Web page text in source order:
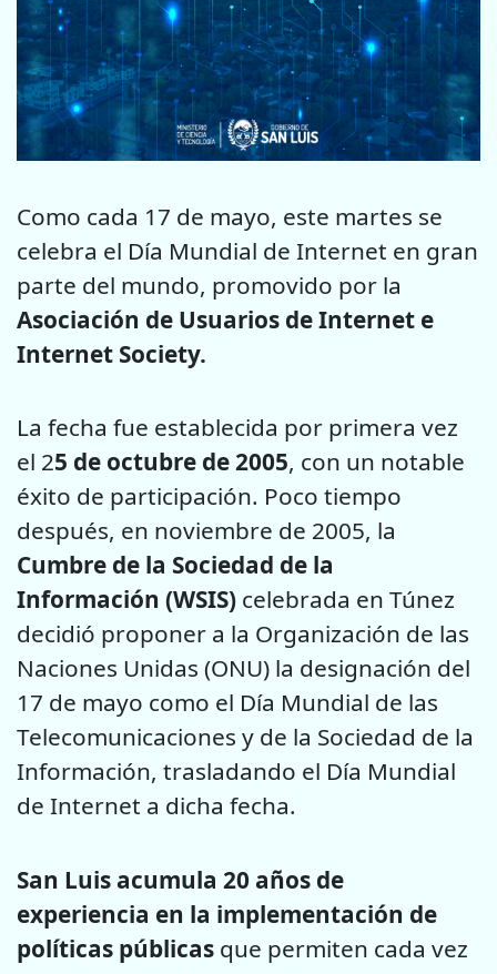
Como cada 17 de mayo, este martes se
celebra el Día Mundial de Internet en gran
parte del mundo, promovido por la
Asociación de Usuarios de Internet e
Internet Society.
La fecha fue establecida por primera vez
el 25 de octubre de 2005, con un notable
éxito de participación. Poco tiempo
después, en noviembre de 2005, la
Cumbre de la Sociedad de la
Información (WSIS) celebrada en Túnez
decidió proponer a la Organización de las
Naciones Unidas (ONU) la designación del
17 de mayo como el Día Mundial de las
Telecomunicaciones y de la Sociedad de la
Información, trasladando el Día Mundial
de Internet a dicha fecha.
San Luis acumula 20 años de
experiencia en la implementación de
políticas públicas que permiten cada vez